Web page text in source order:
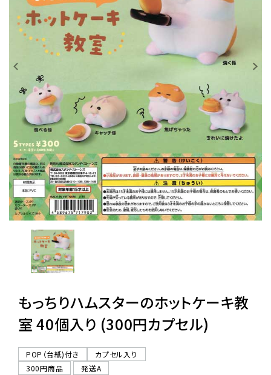
カプセルトイマシン本体
カプセルトイ
レンタル
景品・玩具・文具
販促用カプセルトイ
よくあるご質問
06-6282-7659
もっちりハムスターのホットケーキ教
室 40個入り (300円カプセル)
POP（台紙)付き
カプセル入り
300円商品
発送A